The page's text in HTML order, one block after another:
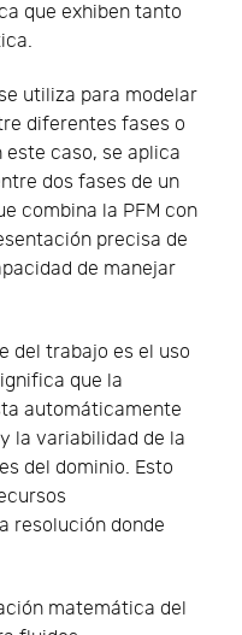
que exhiben tanto
utiliza para modelar
diferentes fases o
este caso, se aplica
dos fases de un
combina la PFM con
precisa de
de manejar
del trabajo es el uso
que la
automáticamente
la variabilidad de la
del dominio. Esto
resolución donde
matemática del